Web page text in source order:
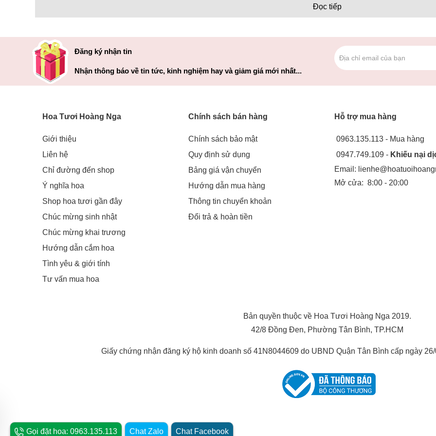
Hoa hồng
Hoa hồng là chúa tể hoa và mỗi màu của ủy ban có ý nghĩa tượng trưng khác nhau. Ví dụ, hoa hồng đỏ là biểu tượng của
bông hoa cho chị em, nó rất phù hợp với người yêu hoặc vợ vào ngày sinh nhật của họ.
Hoa hồng màu nhạt như cam hồng, hồng, hồng tím ... cho thấy sự chú ý của bạn đến người nhận một cách tinh tế, nhẹ
trưng cho một mối quan hệ chặt chẽ, gắn bó mạnh mẽ như tên riêng của nó. Nếu ai đó cung cấp cho bạn một loạt tỷ tỷ, điều
Hầu hết các hoa cẩm chướng cho thấy tình yêu tình yêu. Vì vậy, khi đưa một bó hoa cẩm chướng cho chị gái, điều đó có
Đọc tiếp
Đăng ký nhận tin
Nhận thông báo về tin tức, kinh nghiệm hay và giảm giá mới nhất...
Hoa Tươi Hoàng Nga
Giới thiệu
Liên hệ
Chỉ đường đến shop
Ý nghĩa hoa
Shop hoa tươi gần đây
Chúc mừng sinh nhật
Chúc mừng khai trương
Hướng dẫn cắm hoa
Tình yêu & giới tính
Tư vấn mua hoa
Chính sách bán hàng
Chính sách bảo mật
Quy định sử dụng
Bảng giá vận chuyển
Hướng dẫn mua hàng
Thông tin chuyển khoản
Đổi trả & hoàn tiền
Hỗ trợ mua hàng
0963.135.113 - Mua hàng
0947.749.109 - Khiếu nại
Email:
Mở cửa: 8:00 - 20:00
Bản quyền thuộc về Hoa Tươi Hoàng Nga 2019.
42/8 Đồng Đen, Phường Tân Bình, TP.HCM
Giấy chứng nhận đăng ký hộ kinh doanh số 41N8044609 do UBND Quận Tân Bình cấp ngày
Gọi đặt hoa: 0963.135.113 Chat Zalo Chat Facebook